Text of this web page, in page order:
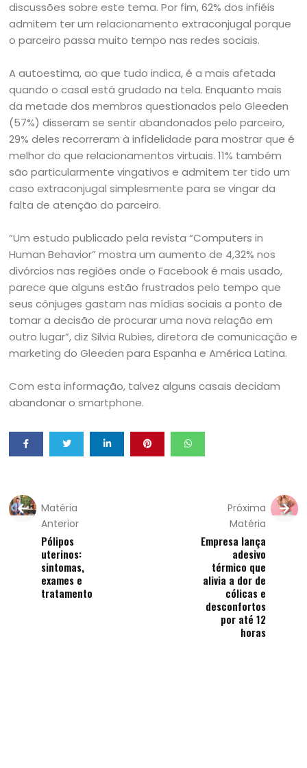
discussões sobre este tema. Por fim, 62% dos infiéis
admitem ter um relacionamento extraconjugal porque
o parceiro passa muito tempo nas redes sociais.
A autoestima, ao que tudo indica, é a mais afetada
quando o casal está grudado na tela. Enquanto mais
da metade dos membros questionados pelo Gleeden
(57%) disseram se sentir abandonados pelo parceiro,
29% deles recorreram à infidelidade para mostrar que é
melhor do que relacionamentos virtuais. 11% também
são particularmente vingativos e admitem ter tido um
caso extraconjugal simplesmente para se vingar da
falta de atenção do parceiro.
“Um estudo publicado pela revista “Computers in
Human Behavior” mostra um aumento de 4,32% nos
divórcios nas regiões onde o Facebook é mais usado,
parece que alguns estão frustrados pelo tempo que
seus cônjuges gastam nas mídias sociais a ponto de
tomar a decisão de procurar uma nova relação em
outro lugar”, diz Silvia Rubies, diretora de comunicação e
marketing do Gleeden para Espanha e América Latina.
Com esta informação, talvez alguns casais decidam
abandonar o smartphone.
Matéria
Anterior
Pólipos
uterinos:
sintomas,
exames e
tratamento
Próxima
Matéria
Empresa lança
adesivo
térmico que
alivia a dor de
cólicas e
desconfortos
por até 12
horas